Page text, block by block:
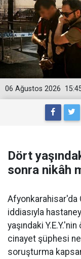
06 Ağustos 2026
Dört
sonra nikâh
Afyonkarahisar'da
iddiasıyla
yaşındaki
cinayet şüphesi
soruşturma